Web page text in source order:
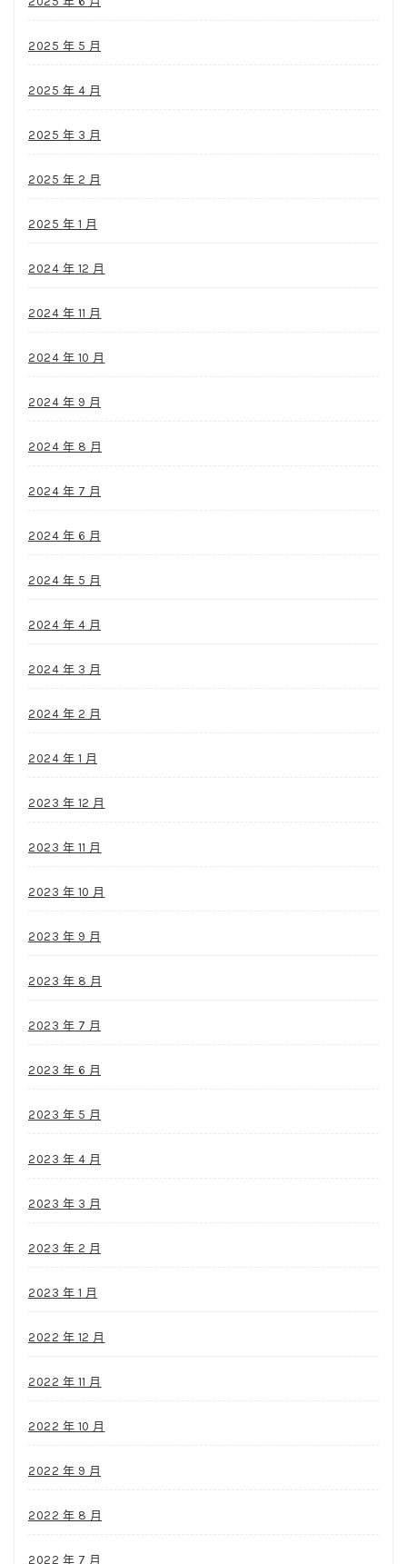
2025 年 5 月
2025 年 4 月
2025 年 3 月
2025 年 2 月
2025 年 1 月
2024 年 12 月
2024 年 11 月
2024 年 10 月
2024 年 9 月
2024 年 8 月
2024 年 7 月
2024 年 6 月
2024 年 5 月
2024 年 4 月
2024 年 3 月
2024 年 2 月
2024 年 1 月
2023 年 12 月
2023 年 11 月
2023 年 10 月
2023 年 9 月
2023 年 8 月
2023 年 7 月
2023 年 6 月
2023 年 5 月
2023 年 4 月
2023 年 3 月
2023 年 2 月
2023 年 1 月
2022 年 12 月
2022 年 11 月
2022 年 10 月
2022 年 9 月
2022 年 8 月
2022 年 7 月